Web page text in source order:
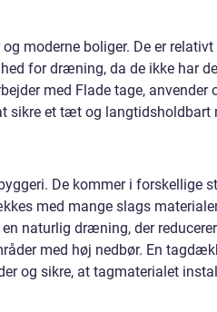
moderne boliger. De er
for dræning, da de ikke har
med Flade tage, anvender
sikre et tæt og langtidsholdbart
De kommer i forskellige
med mange slags
naturlig dræning, der
med høj nedbør. En
og sikre, at tagmaterialet